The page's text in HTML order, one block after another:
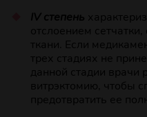
IV степень
отслоением
ткани. Если
трех стадиях не
данной стадии врачи
витрэктомию, чтобы
предотвратить ее